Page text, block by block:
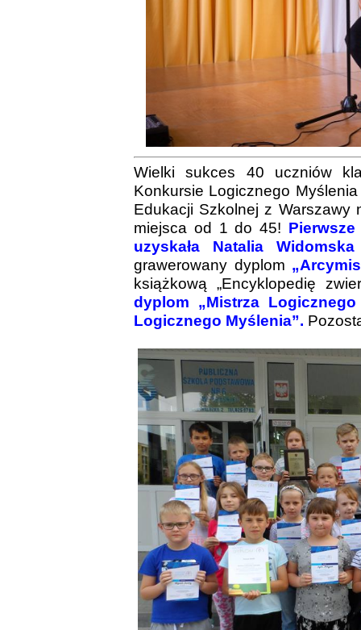
Wielki sukces 40 uczniów
Konkursie Logicznego
Edukacji Szkolnej z Warszawy
miejsca od 1 do 45!
uzyskała Natalia
grawerowany dyplom
książkową „Encyklopedię
dyplom „Mistrza
Logicznego Myślenia”.